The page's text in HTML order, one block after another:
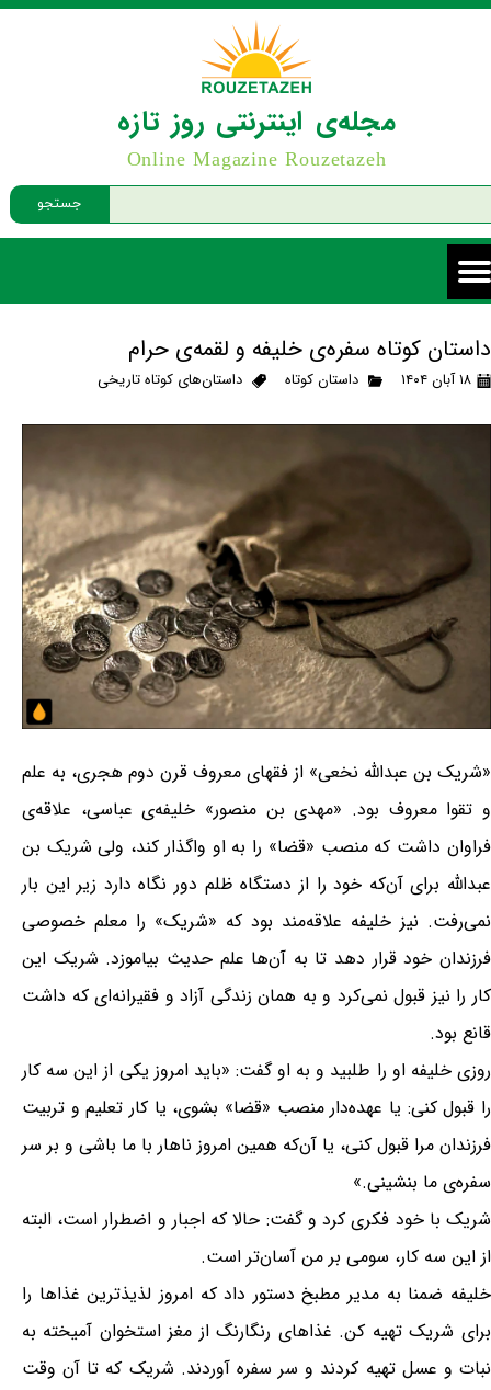
جستجو
مجله‌ی اینترنتی روز تازه
Online Magazine Rouzetazeh
داستان کوتاه سفره‌ی خلیفه و لقمه‌ی حرام
۱۸ آبان ۱۴۰۴ داستان کوتاه داستان‌های کوتاه تاریخی
«شریک بن عبدالله نخعی» از فقهای معروف قرن دوم هجری، به علم
و تقوا معروف بود. «مهدی بن منصور» خلیفه‌ی عباسی، علاقه‌ی
فراوان داشت که منصب «قضا» را به او واگذار کند، ولی شریک بن
عبدالله برای آن‌که خود را از دستگاه ظلم دور نگاه دارد زیر این بار
نمی‌رفت. نیز خلیفه علاقه‌مند بود که «شریک» را معلم خصوصی
فرزندان خود قرار دهد تا به آن‌ها علم حدیث بیاموزد. شریک این
کار را نیز قبول نمی‌کرد و به همان زندگی آزاد و فقیرانه‌ای که داشت
قانع بود.
روزی خلیفه او را طلبید و به او گفت: «باید امروز یکی از این سه کار
را قبول کنی: یا عهده‌دار منصب «قضا» بشوی، یا کار تعلیم و تربیت
فرزندان مرا قبول کنی، یا آن‌که همین امروز ناهار با ما باشی و بر سر
سفره‌ی ما بنشینی.»
شریک با خود فکری کرد و گفت: حالا که اجبار و اضطرار است، البته
از این سه کار، سومی بر من آسان‌تر است.
خلیفه ضمنا به مدیر مطبخ دستور داد که امروز لذیذترین غذاها را
برای شریک تهیه کن. غذاهای رنگارنگ از مغز استخوان آمیخته به
نبات و عسل تهیه کردند و سر سفره آوردند. شریک که تا آن وقت